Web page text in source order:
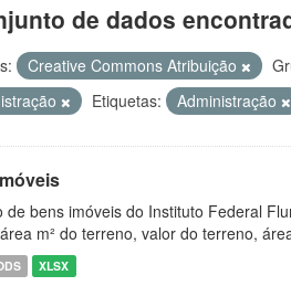
de dados
Creative Commons Atribuição
Etiquetas: Administração
de bens imóveis do Instituto Federal
m² do terreno, valor do terreno,
XLSX